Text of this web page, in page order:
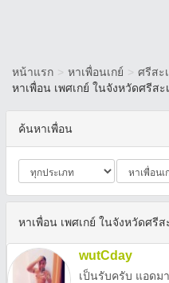
หน้าแรก > หาเพื่อนเกย์ > ศรีสะ
หาเพื่อน เพศเกย์ ในจังหวัดศรีสะ
ค้นหาเพื่อน
หาเพื่อน เพศเกย์ ในจังหวัดศรีส
wutCday
เป็นรับครับ แอดม